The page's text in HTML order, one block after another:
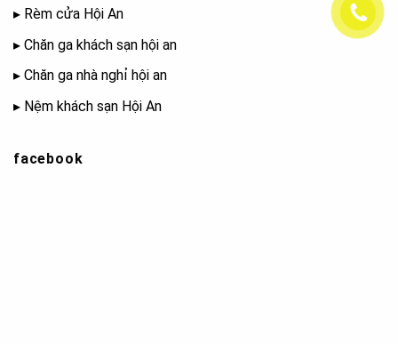
▸ Rèm cửa Hội An
▸ Chăn ga khách sạn hội an
▸ Chăn ga nhà nghỉ hội an
▸ Nệm khách sạn Hội An
facebook